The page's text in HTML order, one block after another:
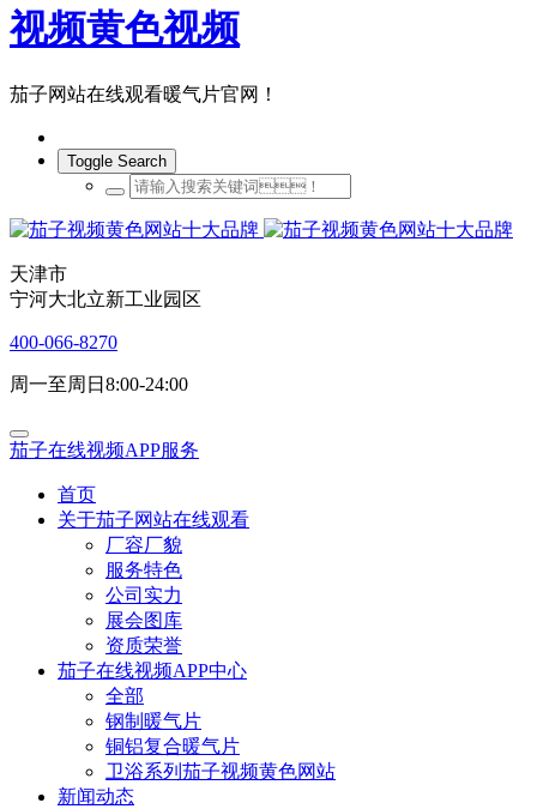
视频黄色视频
茄子网站在线观看暖气片官网！
Toggle Search
天津市
宁河大北立新工业园区
400-066-8270
周一至周日8:00-24:00
茄子在线视频APP服务
首页
关于茄子网站在线观看
厂容厂貌
服务特色
公司实力
展会图库
资质荣誉
茄子在线视频APP中心
全部
钢制暖气片
铜铝复合暖气片
卫浴系列茄子视频黄色网站
新闻动态